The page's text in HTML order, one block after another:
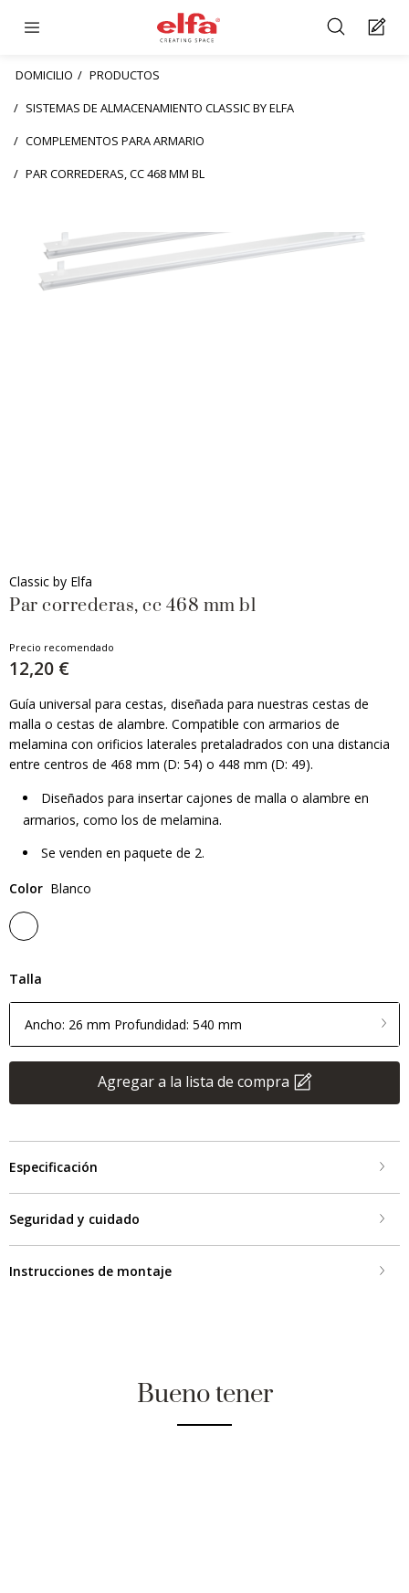
DOMICILIO
PRODUCTOS
SISTEMAS DE ALMACENAMIENTO CLASSIC BY ELFA
COMPLEMENTOS PARA ARMARIO
PAR CORREDERAS, CC 468 MM BL
Classic by Elfa
Par correderas, cc 468 mm bl
Precio recomendado
12,20 €
Guía universal para cestas, diseñada para nuestras cestas de
malla o cestas de alambre. Compatible con armarios de
melamina con orificios laterales pretaladrados con una distancia
entre centros de 468 mm (D: 54) o 448 mm (D: 49).
Diseñados para insertar cajones de malla o alambre en
armarios, como los de melamina.
Se venden en paquete de 2.
Color Blanco
Talla
Ancho: 26 mm Profundidad: 540 mm
Agregar a la lista de compra
Especificación
Seguridad y cuidado
Instrucciones de montaje
Bueno tener